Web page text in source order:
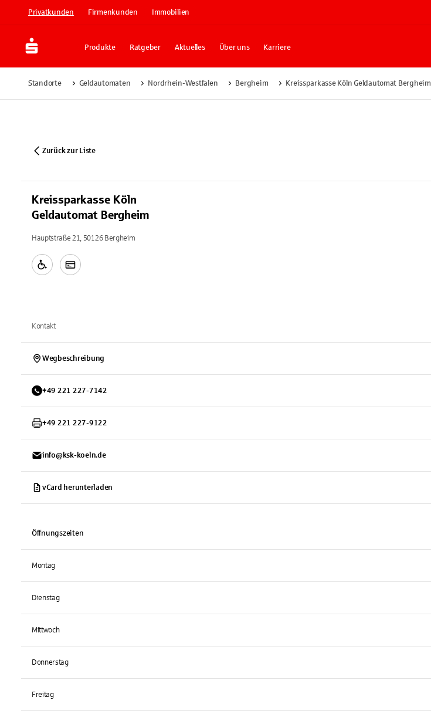
Privatkunden Firmenkunden Immobilien
Produkte Ratgeber Aktuelles Über uns Karriere
Standorte Geldautomaten Nordrhein-Westfalen Bergheim Kreissparkasse Köln Geldautomat Bergheim
Zurück zur Liste
Kreissparkasse Köln
Geldautomat Bergheim
Hauptstraße 21, 50126 Bergheim
Kontakt
Wegbeschreibung
+49 221 227-7142
+49 221 227-9122
info@ksk-koeln.de
vCard herunterladen
Öffnungszeiten
Montag
Dienstag
Mittwoch
Donnerstag
Freitag